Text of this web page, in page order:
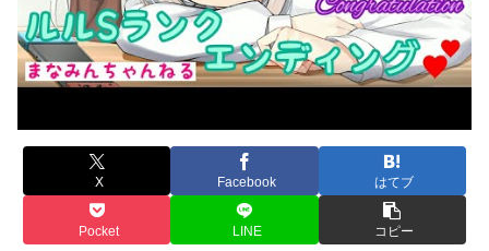
X Facebook はてブ
Pocket LINE コピー